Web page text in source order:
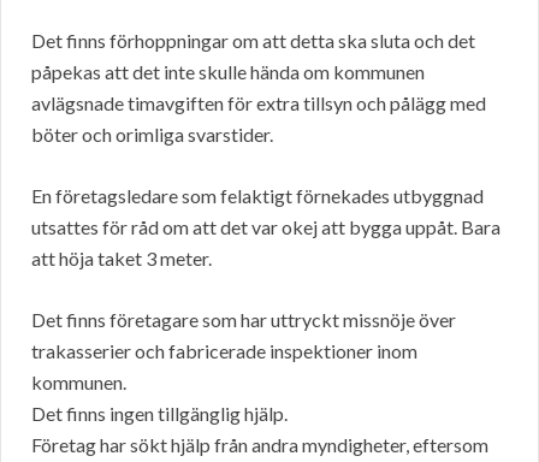
Det finns förhoppningar om att detta ska sluta och det
påpekas att det inte skulle hända om kommunen
avlägsnade timavgiften för extra tillsyn och pålägg med
böter och orimliga svarstider.
En företagsledare som felaktigt förnekades utbyggnad
utsattes för råd om att det var okej att bygga uppåt. Bara
att höja taket 3 meter.
Det finns företagare som har uttryckt missnöje över
trakasserier och fabricerade inspektioner inom
kommunen.
Det finns ingen tillgänglig hjälp.
Företag har sökt hjälp från andra myndigheter, eftersom